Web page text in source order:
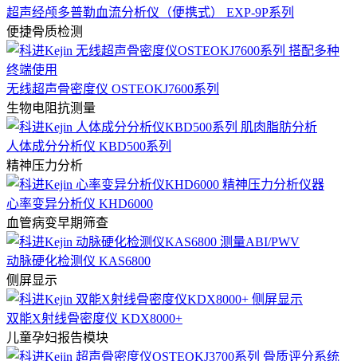
超声经颅多普勒血流分析仪（便携式） EXP-9P系列
便捷骨质检测
无线超声骨密度仪 OSTEOKJ7600系列
生物电阻抗测量
人体成分分析仪 KBD500系列
精神压力分析
心率变异分析仪 KHD6000
血管病变早期筛查
动脉硬化检测仪 KAS6800
侧屏显示
双能X射线骨密度仪 KDX8000+
儿童孕妇报告模块